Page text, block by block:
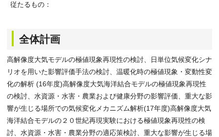
従たるもの：
全体計画
高解像度大気モデルの極値現象再現性の検討、日単位気候変化シナ
リオを用いた影響評価手法の検討、温暖化時の極値現象・変動性変
化の解析 (16年度)高解像度大気海洋結合モデルの極値現象再現性
の検討、水資源・水害・農業および健康分野の影響評価、重大な影
響が生じる場所での気候変化メカニズム解析(17年度)高解像度大気
海洋結合モデルの２０世紀再現実験における極値現象再現性の検
討、水資源・水害・農業分野の適応策検討、重大な影響が生じる場